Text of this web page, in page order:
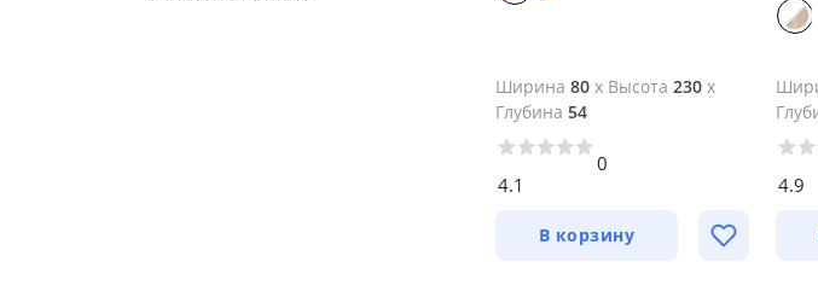
Ширина 80 x Высота 230 x
Глубина 54
4.1
0
В корзину
4.9